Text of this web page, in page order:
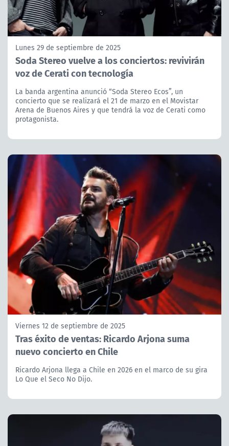
Lunes 29 de septiembre de 2025
Soda Stereo vuelve a los conciertos: revivirán
voz de Cerati con tecnología
La banda argentina anunció “Soda Stereo Ecos”, un
concierto que se realizará el 21 de marzo en el Movistar
Arena de Buenos Aires y que tendrá la voz de Cerati como
protagonista.
Viernes 12 de septiembre de 2025
Tras éxito de ventas: Ricardo Arjona suma
nuevo concierto en Chile
Ricardo Arjona llega a Chile en 2026 en el marco de su gira
Lo Que el Seco No Dijo.